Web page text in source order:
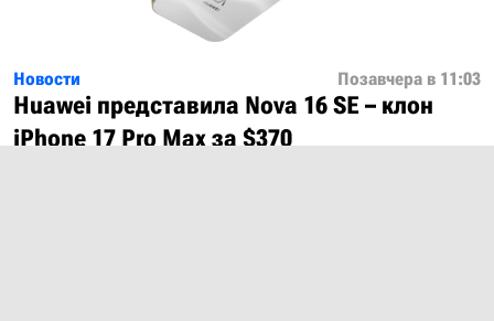
Новости Позавчера в 11:03
Huawei представила Nova 16 SE – клон
iPhone 17 Pro Max за $370